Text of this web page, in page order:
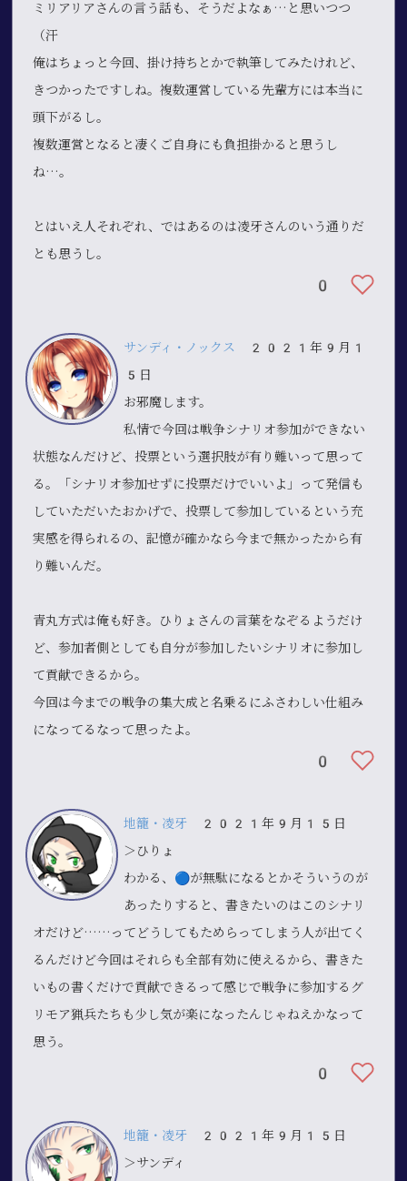
ミリアリアさんの言う話も、そうだよなぁ…と思いつつ
（汗
俺はちょっと今回、掛け持ちとかで執筆してみたけれど、
きつかったですしね。複数運営している先輩方には本当に
頭下がるし。
複数運営となると凄くご自身にも負担掛かると思うし
ね…。
とはいえ人それぞれ、ではあるのは凌牙さんのいう通りだ
とも思うし。
0
サンディ・ノックス
2021年9月1
5日
お邪魔します。
私情で今回は戦争シナリオ参加ができない
状態なんだけど、投票という選択肢が有り難いって思って
る。「シナリオ参加せずに投票だけでいいよ」って発信も
していただいたおかげで、投票して参加しているという充
実感を得られるの、記憶が確かなら今まで無かったから有
り難いんだ。
青丸方式は俺も好き。ひりょさんの言葉をなぞるようだけ
ど、参加者側としても自分が参加したいシナリオに参加し
て貢献できるから。
今回は今までの戦争の集大成と名乗るにふさわしい仕組み
になってるなって思ったよ。
0
地籠・凌牙 2021年9月15日
＞ひりょ
わかる、🔵が無駄になるとかそういうのが
あったりすると、書きたいのはこのシナリ
オだけど……ってどうしてもためらってしまう人が出てく
るんだけど今回はそれらも全部有効に使えるから、書きた
いもの書くだけで貢献できるって感じで戦争に参加するグ
リモア猟兵たちも少し気が楽になったんじゃねえかなって
思う。
0
地籠・凌牙 2021年9月15日
＞サンディ